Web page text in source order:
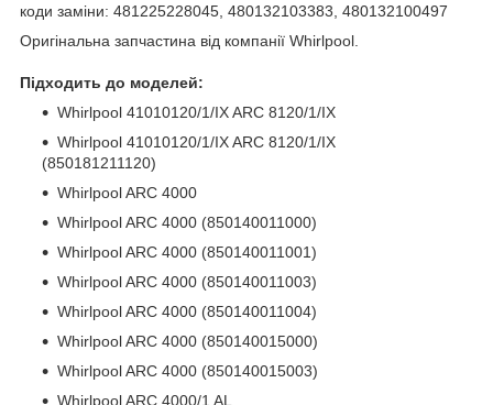
коди заміни: 481225228045, 480132103383, 480132100497
Оригінальна запчастина від компанії Whirlpool.
Підходить до моделей:
Whirlpool 41010120/1/IX ARC 8120/1/IX
Whirlpool 41010120/1/IX ARC 8120/1/IX
(850181211120)
Whirlpool ARC 4000
Whirlpool ARC 4000 (850140011000)
Whirlpool ARC 4000 (850140011001)
Whirlpool ARC 4000 (850140011003)
Whirlpool ARC 4000 (850140011004)
Whirlpool ARC 4000 (850140015000)
Whirlpool ARC 4000 (850140015003)
Whirlpool ARC 4000/1 AL